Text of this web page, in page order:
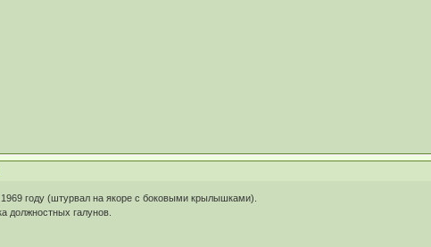
году (штурвал на якоре с боковыми крылышками).
должностных галунов.